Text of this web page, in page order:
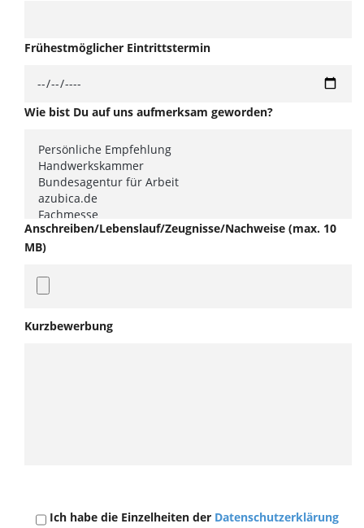
Frühestmöglicher Eintrittstermin
Wie bist Du auf uns aufmerksam geworden?
Anschreiben/Lebenslauf/Zeugnisse/Nachweise (max. 10
MB)
Kurzbewerbung
Ich habe die Einzelheiten der Datenschutzerklärung